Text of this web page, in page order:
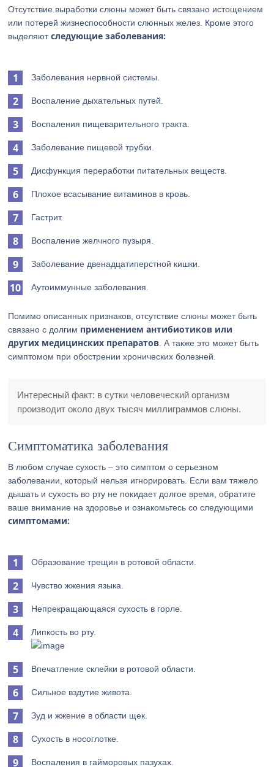
Отсутствие выработки слюны может быть связано истощением
или потерей жизнеспособности слюнных желез. Кроме этого
выделяютследующие заболевания:
Заболевания нервной системы.
Воспаление дыхательных путей.
Воспаления пищеварительного тракта.
Заболевание пищевой трубки.
Дисфункция переработки питательных веществ.
Плохое всасывание витаминов в кровь.
Гастрит.
Воспаление желчного пузыря.
Заболевание двенадцатиперстной кишки.
Аутоиммунные заболевания.
Помимо описанных признаков, отсутствие слюны может быть
связано с долгим применением антибиотиков или
других медицинских препаратов . А также это может быть
симптомом при обострении хронических болезней.
Интересный факт: в сутки человеческий организм
производит около двух тысяч миллиграммов слюны.
Симптоматика заболевания
В любом случае сухость – это симптом о серьезном
заболевании, который нельзя игнорировать. Если вам тяжело
дышать и сухость во рту не покидает долгое время, обратите
ваше внимание на здоровье и ознакомьтесь со следующими
симптомами:
Образование трещин в ротовой области.
Чувство жжения языка.
Непрекращающаяся сухость в горле.
Липкость во рту.
Впечатление склейки в ротовой области.
Сильное вздутие живота.
Зуд и жжение в области щек.
Сухость в носоглотке.
Воспаления в гайморовых пазухах.